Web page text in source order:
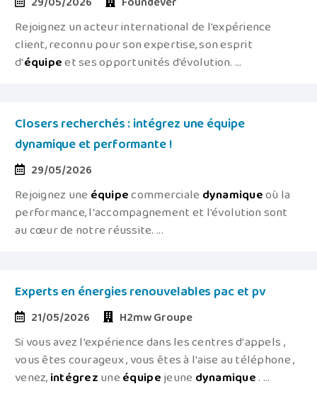
Rejoignez un acteur international de l'expérience
client, reconnu pour son expertise, son esprit
d'équipeet ses opportunités d'évolution. ...
Closers recherchés : intégrez une équipe
dynamique et performante !
29/05/2026
Rejoignez une équipecommerciale dynamiqueoù la
performance, l'accompagnement et l'évolution sont
au cœur de notre réussite. ...
Experts en énergies renouvelables pac et pv
21/05/2026 H2mw Groupe
Si vous avez l'expérience dans les centres d'appels ,
vous êtes courageux , vous êtes à l'aise au téléphone ,
venez,intégrezuneéquipejeune dynamique. ...